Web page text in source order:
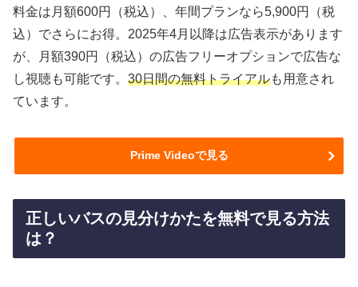
料金は月額600円（税込）、年間プランなら5,900円（税
込）でさらにお得。2025年4月以降は広告表示があります
が、月額390円（税込）の広告フリーオプションで広告な
し視聴も可能です。 30日間の無料トライアルも用意され
ています。
Prime Videoで見る
正しいバスの見分けかたを無料で見る方法
は？